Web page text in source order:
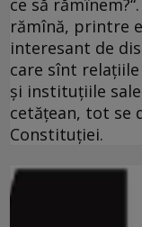
ce să
rămînă, printre
interesant de
care sînt
şi instituţiile
cetăţean, tot se
Constituţiei.